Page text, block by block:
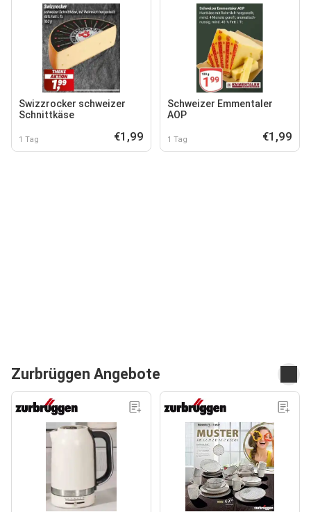
Swizzrocker schweizer
Schnittkäse
1 Tag €1,99
Schweizer Emmentaler
AOP
1 Tag €1,99
Zurbrüggen Angebote